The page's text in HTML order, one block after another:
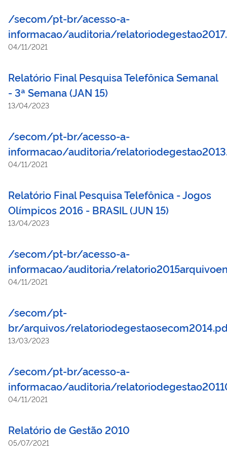
/secom/pt-br/acesso-a-
informacao/auditoria/
04/11/2021
Relatório Final Pesquisa Telefônica Semanal
- 3ª Semana (JAN 15)
13/04/2023
/secom/pt-br/acesso-a-
informacao/auditoria/
04/11/2021
Relatório Final Pesquisa Telefônica - Jogos
Olímpicos 2016 - BRASIL (JUN 15)
13/04/2023
/secom/pt-br/acesso-a-
informacao/auditoria/
04/11/2021
/secom/pt-
br/arquivos/
13/03/2023
/secom/pt-br/acesso-a-
informacao/auditoria/
04/11/2021
Relatório de Gestão 2010
05/07/2021